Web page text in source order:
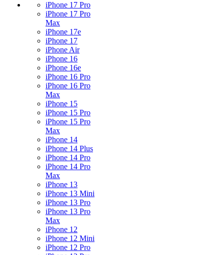
iPhone 17 Pro
iPhone 17 Pro
Max
iPhone 17e
iPhone 17
iPhone Air
iPhone 16
iPhone 16e
iPhone 16 Pro
iPhone 16 Pro
Max
iPhone 15
iPhone 15 Pro
iPhone 15 Pro
Max
iPhone 14
iPhone 14 Plus
iPhone 14 Pro
iPhone 14 Pro
Max
iPhone 13
iPhone 13 Mini
iPhone 13 Pro
iPhone 13 Pro
Max
iPhone 12
iPhone 12 Mini
iPhone 12 Pro